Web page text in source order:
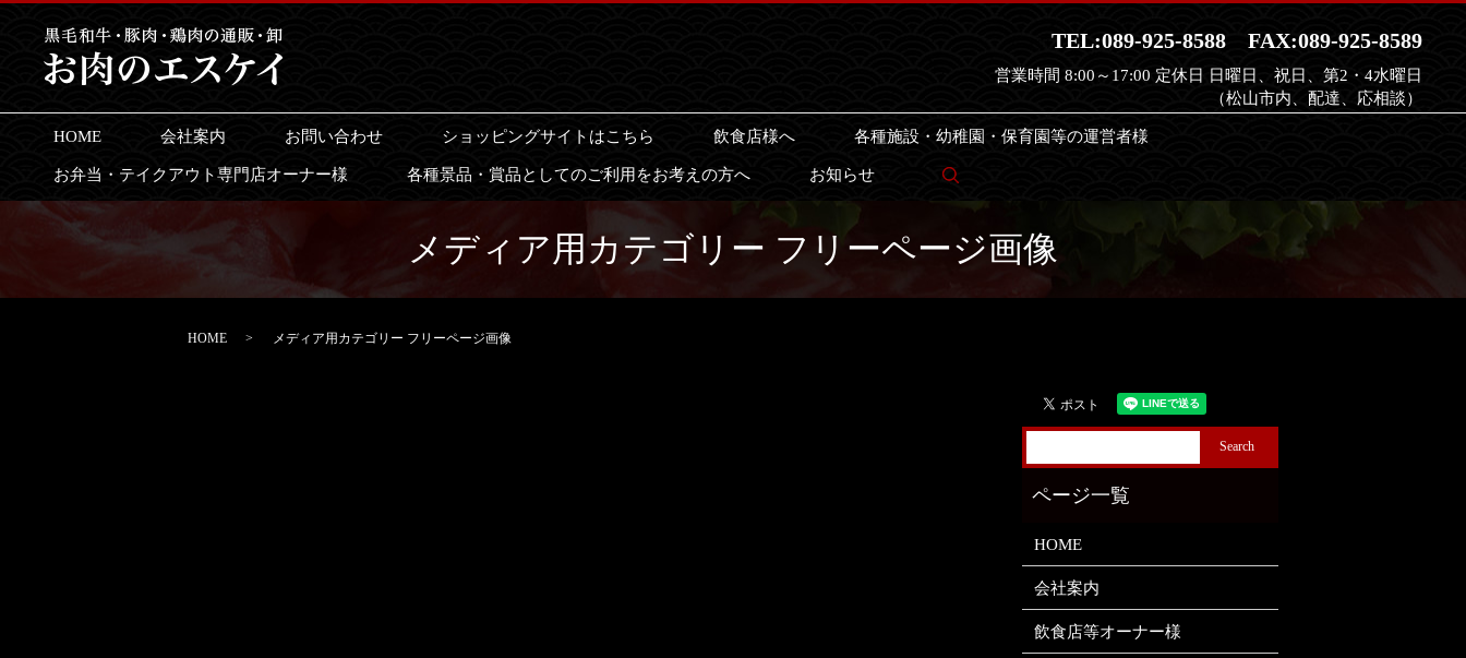
TEL:089-925-8588 FAX:089-925-8589
営業時間 8:00～17:00 定休日 日曜日、祝日、第2・4水曜日
（松山市内、配達、応相談）
HOME 会社案内 お問い合わせ ショッピングサイトはこちら 飲食店様へ 各種施設・幼稚園・保育園等の運営者様
お弁当・テイクアウト専門店オーナー様 各種景品・賞品としてのご利用をお考えの方へ お知らせ
メディア用カテゴリー フリーページ画像
HOME メディア用カテゴリー フリーページ画像
HOME
会社案内
飲食店等オーナー様